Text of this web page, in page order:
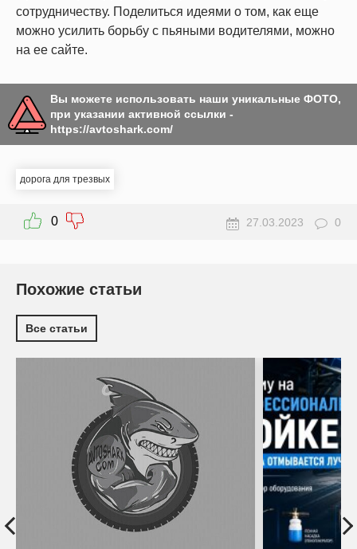
сотрудничеству. Поделиться идеями о том, как еще
можно усилить борьбу с пьяными водителями, можно
на ее сайте.
Вы можете использовать наши уникальные ФОТО,
при указании активной ссылки -
https://avtoshark.com/
дорога для трезвых
0 27.03.2023 0
Похожие статьи
Все статьи